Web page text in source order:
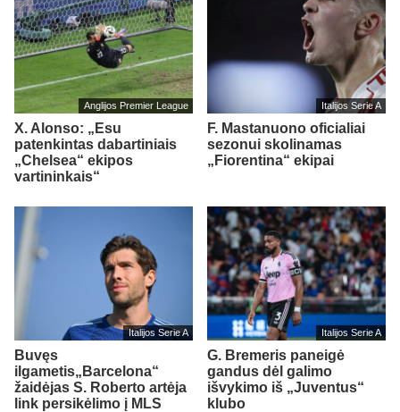
Anglijos Premier League
X. Alonso: „Esu
patenkintas dabartiniais
„Chelsea“ ekipos
vartininkais“
Italijos Serie A
F. Mastanuono oficialiai
sezonui skolinamas
„Fiorentina“ ekipai
Italijos Serie A
Buvęs
ilgametis„Barcelona“
žaidėjas S. Roberto artėja
link persikėlimo į MLS
Italijos Serie A
G. Bremeris paneigė
gandus dėl galimo
išvykimo iš „Juventus“
klubo